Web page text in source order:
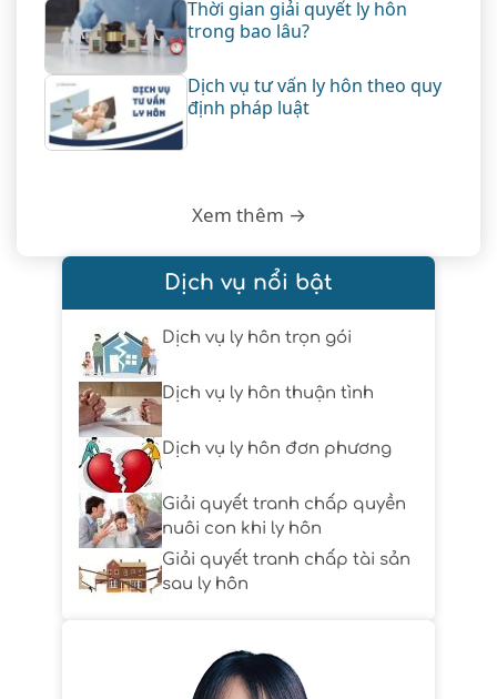
Thời gian giải quyết ly hôn
trong bao lâu?
Dịch vụ tư vấn ly hôn theo quy
định pháp luật
Xem thêm →
Dịch vụ nổi bật
Dịch vụ ly hôn trọn gói
Dịch vụ ly hôn thuận tình
Dịch vụ ly hôn đơn phương
Giải quyết tranh chấp quyền
nuôi con khi ly hôn
Giải quyết tranh chấp tài sản
sau ly hôn